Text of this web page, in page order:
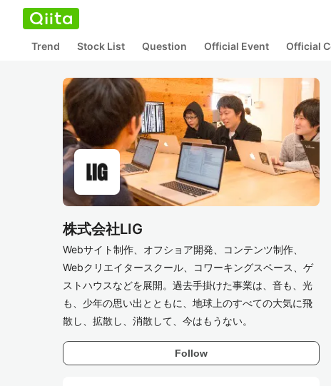
Trend Stock List Question Official Event Official
株式会社LIG
Webサイト制作、オフショア開発、コンテンツ制作、
Webクリエイタースクール、コワーキングスペース、ゲ
ストハウスなどを展開。過去手掛けた事業は、音も、光
も、少年の思い出とともに、地球上のすべての大気に飛
散し、拡散し、消散して、今はもうない。
Follow